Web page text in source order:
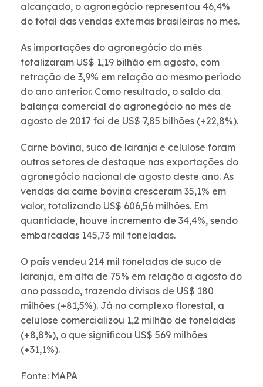
alcançado, o agronegócio representou 46,4%
do total das vendas externas brasileiras no mês.
As importações do agronegócio do mês
totalizaram US$ 1,19 bilhão em agosto, com
retração de 3,9% em relação ao mesmo período
do ano anterior. Como resultado, o saldo da
balança comercial do agronegócio no mês de
agosto de 2017 foi de US$ 7,85 bilhões (+22,8%).
Carne bovina, suco de laranja e celulose foram
outros setores de destaque nas exportações do
agronegócio nacional de agosto deste ano. As
vendas da carne bovina cresceram 35,1% em
valor, totalizando US$ 606,56 milhões. Em
quantidade, houve incremento de 34,4%, sendo
embarcadas 145,73 mil toneladas.
O país vendeu 214 mil toneladas de suco de
laranja, em alta de 75% em relação a agosto do
ano passado, trazendo divisas de US$ 180
milhões (+81,5%). Já no complexo florestal, a
celulose comercializou 1,2 milhão de toneladas
(+8,8%), o que significou US$ 569 milhões
(+31,1%).
Fonte: MAPA